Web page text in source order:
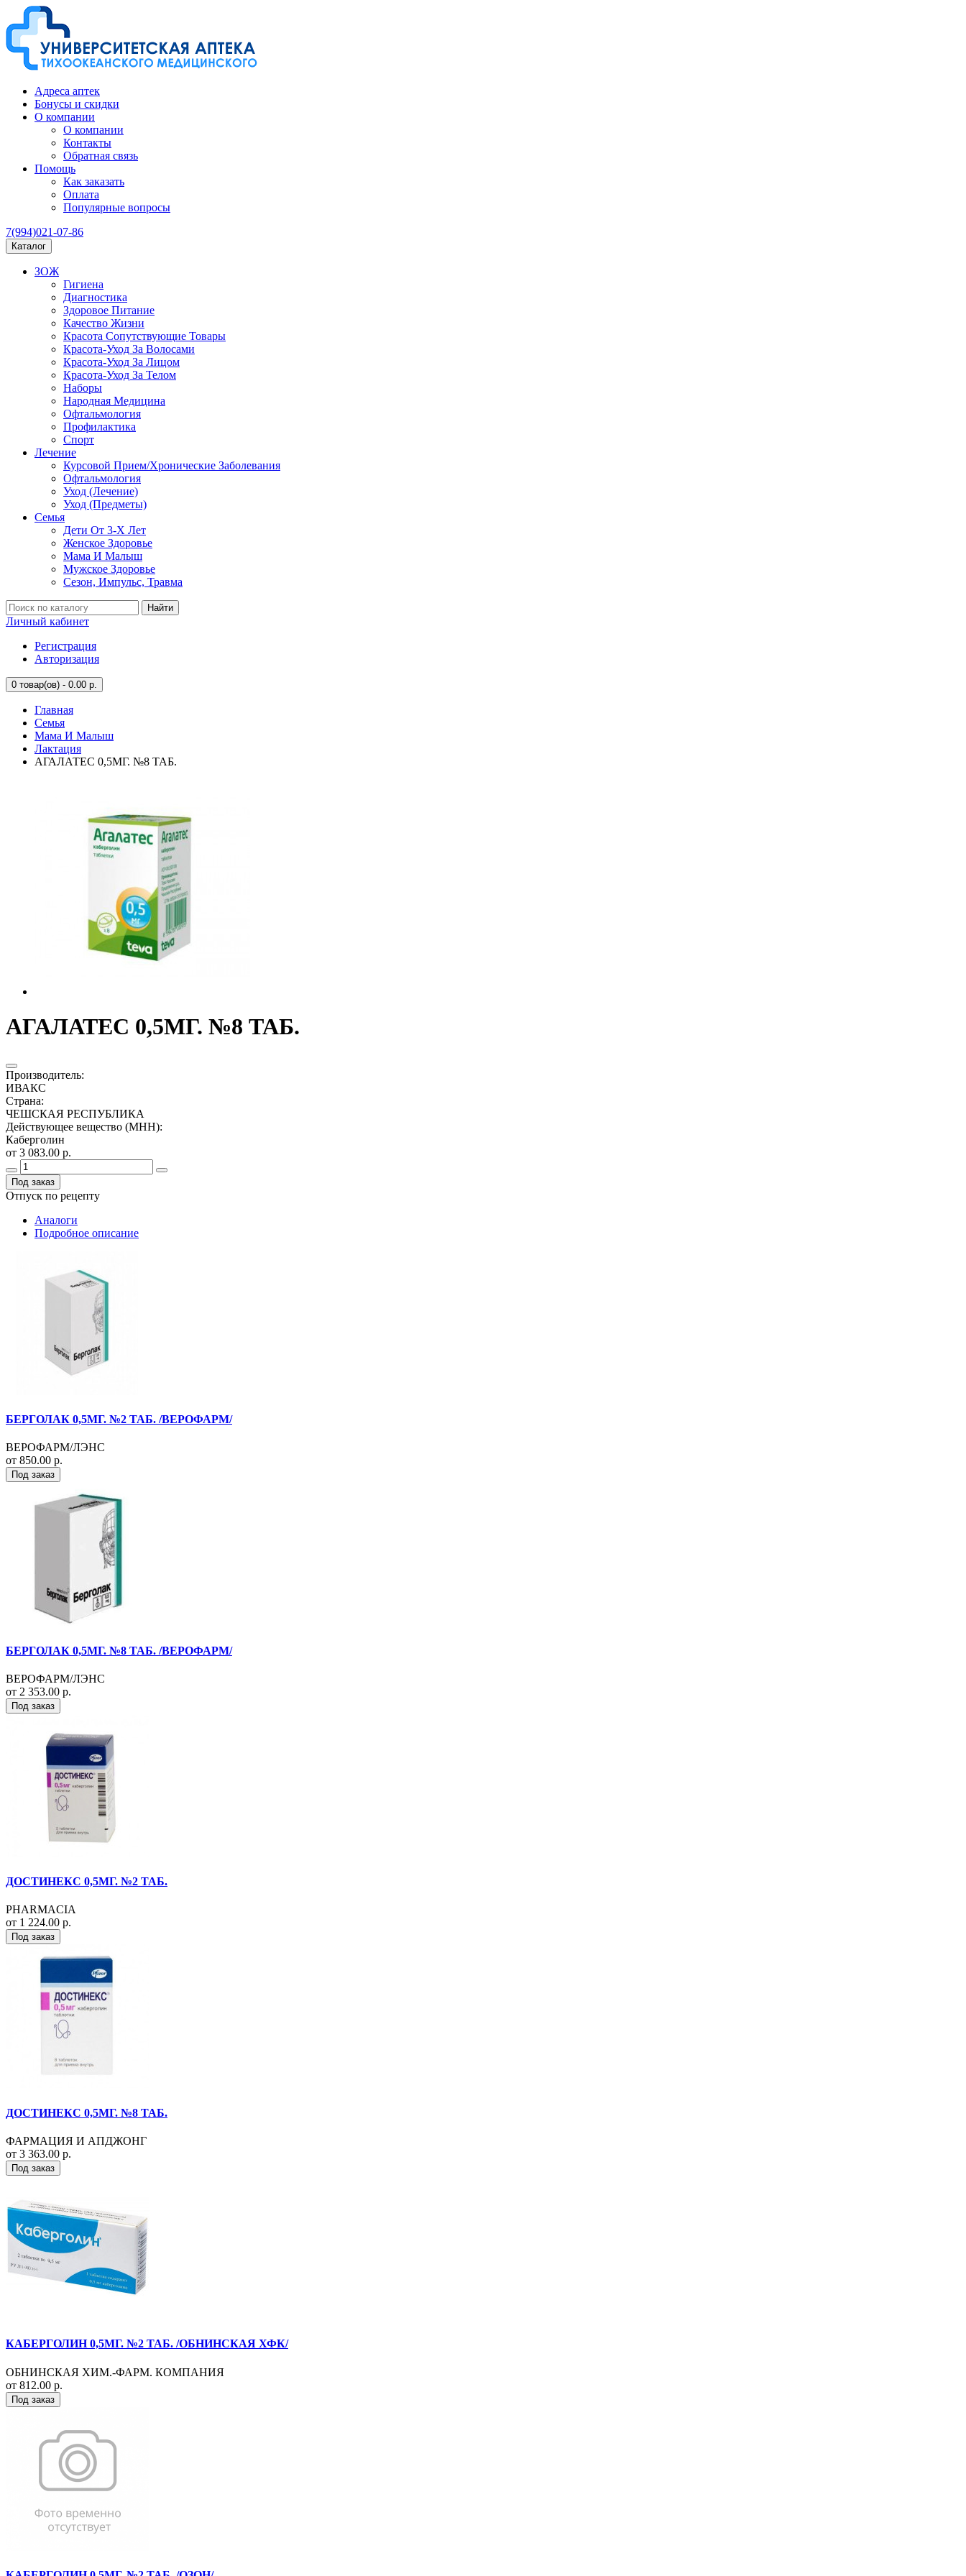
Адреса аптек
Бонусы и скидки
О компании
О компании
Контакты
Обратная связь
Помощь
Как заказать
Оплата
Популярные вопросы
7(994)021-07-86
Каталог
ЗОЖ
Гигиена
Диагностика
Здоровое Питание
Качество Жизни
Красота Сопутствующие Товары
Красота-Уход За Волосами
Красота-Уход За Лицом
Красота-Уход За Телом
Наборы
Народная Медицина
Офтальмология
Профилактика
Спорт
Лечение
Курсовой Прием/Хронические Заболевания
Офтальмология
Уход (Лечение)
Уход (Предметы)
Семья
Дети От 3-Х Лет
Женское Здоровье
Мама И Малыш
Мужское Здоровье
Сезон, Импульс, Травма
Найти
Личный кабинет
Регистрация
Авторизация
0 товар(ов) - 0.00 р.
Главная
Семья
Мама И Малыш
Лактация
АГАЛАТЕС 0,5МГ. №8 ТАБ.
АГАЛАТЕС 0,5МГ. №8 ТАБ.
Производитель:
ИВАКС
Страна:
ЧЕШСКАЯ РЕСПУБЛИКА
Действующее вещество (МНН):
Каберголин
от 3 083.00 р.
Под заказ
Отпуск по рецепту
Аналоги
Подробное описание
БЕРГОЛАК 0,5МГ. №2 ТАБ. /ВЕРОФАРМ/
ВЕРОФАРМ/ЛЭНС
от 850.00 р.
Под заказ
БЕРГОЛАК 0,5МГ. №8 ТАБ. /ВЕРОФАРМ/
ВЕРОФАРМ/ЛЭНС
от 2 353.00 р.
Под заказ
ДОСТИНЕКС 0,5МГ. №2 ТАБ.
PHARMACIA
от 1 224.00 р.
Под заказ
ДОСТИНЕКС 0,5МГ. №8 ТАБ.
ФАРМАЦИЯ И АПДЖОНГ
от 3 363.00 р.
Под заказ
КАБЕРГОЛИН 0,5МГ. №2 ТАБ. /ОБНИНСКАЯ ХФК/
ОБНИНСКАЯ ХИМ.-ФАРМ. КОМПАНИЯ
от 812.00 р.
Под заказ